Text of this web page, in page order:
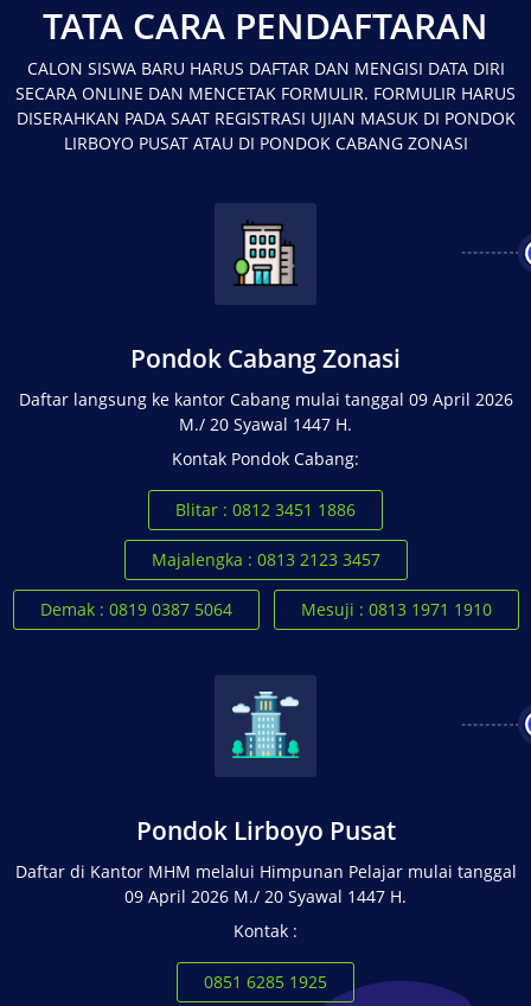
TATA CARA PENDAFTARAN
CALON SISWA BARU HARUS DAFTAR DAN MENGISI DATA DIRI
SECARA ONLINE DAN MENCETAK FORMULIR. FORMULIR HARUS
DISERAHKAN PADA SAAT REGISTRASI UJIAN MASUK DI PONDOK
LIRBOYO PUSAT ATAU DI PONDOK CABANG ZONASI
Pondok Cabang Zonasi
Daftar langsung ke kantor Cabang mulai tanggal 09 April 2026
M./ 20 Syawal 1447 H.
Kontak Pondok Cabang:
Blitar : 0812 3451 1886
Majalengka : 0813 2123 3457
Demak : 0819 0387 5064 Mesuji : 0813 1971 1910
Pondok Lirboyo Pusat
Daftar di Kantor MHM melalui Himpunan Pelajar mulai tanggal
09 April 2026 M./ 20 Syawal 1447 H.
Kontak :
0851 6285 1925